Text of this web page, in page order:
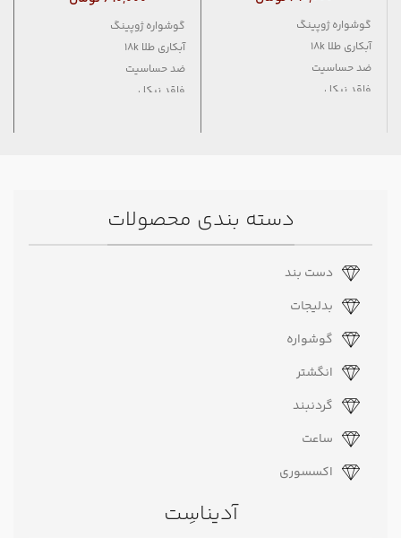
گوشواره ژوپینگ
آبکاری طلا 18k
ضد حساسیت
فاقد نیکل
گوشواره ژوپینگ
آبکاری طلا 18k
ضد حساسیت
فاقد نیکل
دسته بندی محصولات
دست بند
بدلیجات
گوشواره
انگشتر
گردنبند
ساعت
اکسسوری
آدیناسِت